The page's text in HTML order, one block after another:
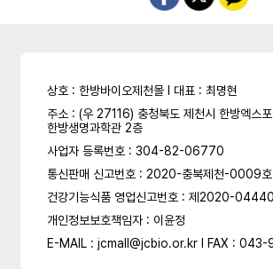
상호 : 한방바이오제천몰 l 대표 : 최명현
주소 : (우 27116) 충청북도 제천시 한방엑스
한방생명과학관 2층
사업자 등록번호 : 304-82-06770
통신판매 신고번호 : 2020-충북제천-0009호
건강기능식품 영업신고번호 : 제2020-
개인정보보호책임자 : 이윤정
E-MAIL : jcmall@jcbio.or.kr l FAX :